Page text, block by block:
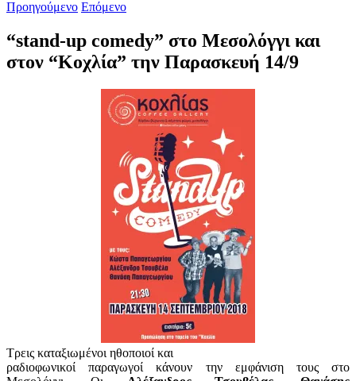
Προηγούμενο Επόμενο
“stand-up comedy” στο Μεσολόγγι και
στον “Κοχλία” την Παρασκευή 14/9
Τρεις καταξιωμένοι ηθοποιοί και
ραδιοφωνικοί παραγωγοί κάνουν την εμφάνιση τους στο